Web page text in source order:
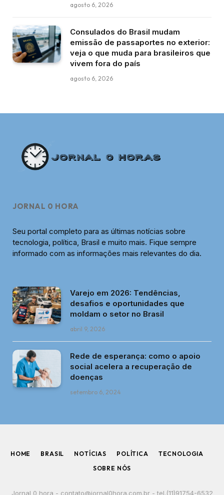
agosto 6, 2026
Consulados do Brasil mudam
emissão de passaportes no exterior:
veja o que muda para brasileiros que
vivem fora do país
agosto 6, 2026
JORNAL 0 HORA
Seu portal completo para as últimas notícias sobre
tecnologia, política, Brasil e muito mais. Fique sempre
informado com as informações mais relevantes do dia.
Varejo em 2026: Tendências,
desafios e oportunidades que
moldam o setor no Brasil
abril 9, 2026
Rede de esperança: como o apoio
social acelera a recuperação de
doenças
setembro 6, 2024
HOME BRASIL NOTÍCIAS POLÍTICA
TECNOLOGIA
SOBRE NÓS
Jornal 0 hora - contato@jornal0hora.com.br- tel.(11)91754-6532